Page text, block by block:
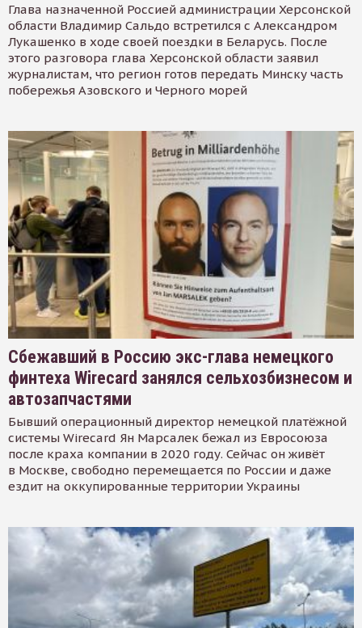
Глава назначенной Россией администрации Херсонской
области Владимир Сальдо встретился с Александром
Лукашенко в ходе своей поездки в Беларусь. После
этого разговора глава Херсонской области заявил
журналистам, что регион готов передать Минску часть
побережья Азовского и Черного морей
Сбежавший в Россию экс-глава немецкого
финтеха Wirecard занялся сельхозбизнесом и
автозапчастями
Бывший операционный директор немецкой платёжной
системы Wirecard Ян Марсалек бежал из Евросоюза
после краха компании в 2020 году. Сейчас он живёт
в Москве, свободно перемещается по России и даже
ездит на оккупированные территории Украины